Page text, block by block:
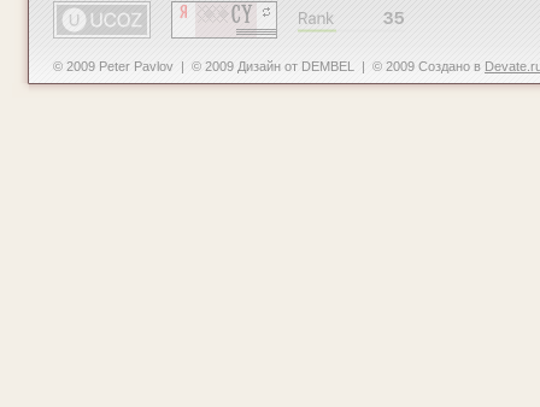
© 2009 Peter Pavlov | © 2009 Дизайн от DEMBEL | © 2009 Создано в